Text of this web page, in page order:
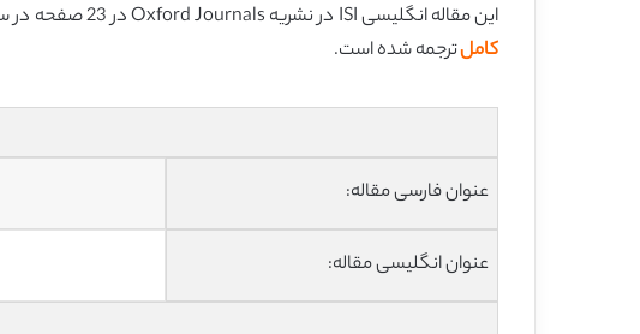
این مقاله انگلیسی ISI در نشریه Oxford Journals در 23 صفحه در سال 2017 منتشر شده و ترجمه آن 29 صفحه میباشد. کیفیت ترجمه این مقاله ویژه – طلایی
کاملترجمه شده است.
عنوان فارسی مقاله:
عنوان انگلیسی مقاله: